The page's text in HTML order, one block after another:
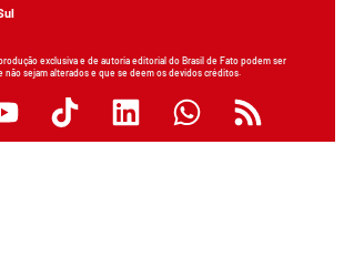
exclusiva e de autoria editorial do Brasil de Fato podem ser
não sejam alterados e que se deem os devidos créditos.